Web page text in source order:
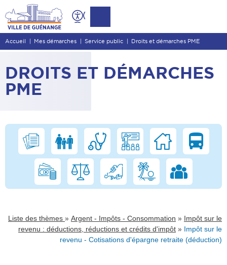
Contenu
Entête de page
Menu principal
Pied de page
Accueil Mes démarches Service public Droits et démarches PME
DROITS ET DÉMARCHES
PME
Liste des thèmes » Argent - Impôts - Consommation » Impôt sur le
revenu : déductions, réductions et crédits d'impôt » Impôt sur le
revenu - Cotisations d'épargne retraite (déduction)